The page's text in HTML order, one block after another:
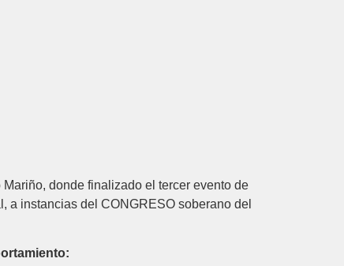
donde finalizado el tercer evento de
a instancias del CONGRESO soberano del